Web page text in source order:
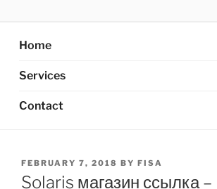
content
Home
Services
Contact
POSTED
ON
FEBRUARY 7, 2018 BY FISA
Solaris магазин ссылка